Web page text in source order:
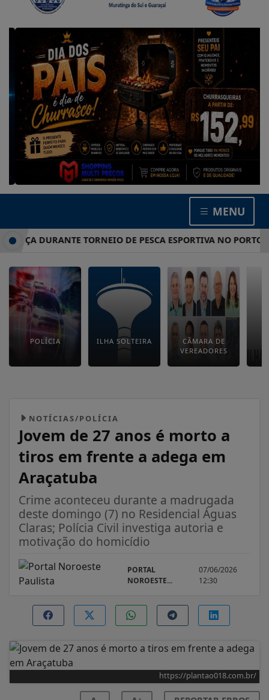
MENU
DURANTE TORNEIO DE PESCA ESPORTIVA NO PORTO DE
POLÍCIA ILHA SOLTEIRA
CÂMARA DE
VEREADORES
NOTÍCIAS/POLÍCIA
Jovem de 27 anos é morto a
tiros em frente a adega em
Araçatuba
Crime aconteceu durante a madrugada
deste domingo (7) no Residencial Águas
Claras; Polícia Civil investiga autoria e
motivação do homicídio
PORTAL
NOROESTE...
07/06/2026
12:30
https://plantao018.com.br/